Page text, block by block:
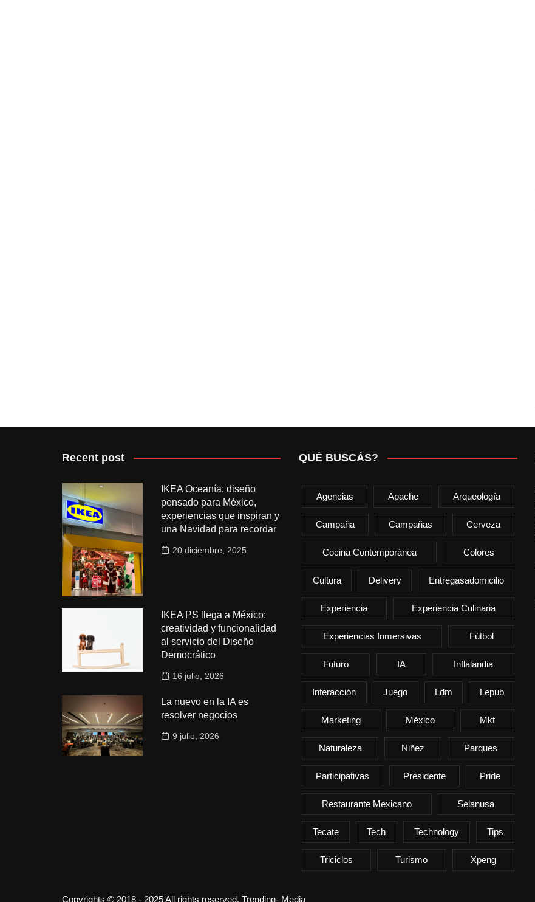
Recent post
IKEA Oceanía: diseño
pensado para México,
experiencias que inspiran y
una Navidad para recordar
20 diciembre, 2025
IKEA PS llega a México:
creatividad y funcionalidad
al servicio del Diseño
Democrático
16 julio, 2026
La nuevo en la IA es
resolver negocios
9 julio, 2026
QUÉ BUSCÁS?
Agencias Apache Arqueología
Campaña Campañas Cerveza
Cocina Contemporánea Colores
Cultura Delivery Entregasadomicilio
Experiencia Experiencia Culinaria
Experiencias Inmersivas Fútbol
Futuro IA Inflalandia
Interacción Juego Ldm Lepub
Marketing México Mkt
Naturaleza Niñez Parques
Participativas Presidente Pride
Restaurante Mexicano Selanusa
Tecate Tech Technology Tips
Triciclos Turismo Xpeng
Copyrights © 2018 - 2025 All rights reserved. Trending- Media